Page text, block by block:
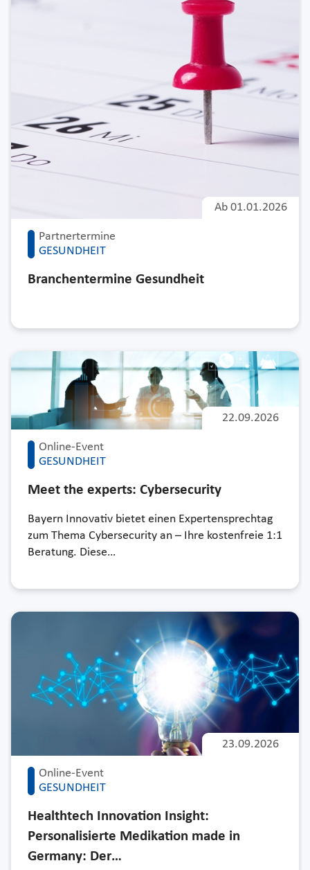
Partnertermine
GESUNDHEIT
Ab 01.01.2026
Branchentermine Gesundheit
Online-Event
GESUNDHEIT
22.09.2026
Meet the experts: Cybersecurity
Bayern Innovativ bietet einen Expertensprechtag
zum Thema Cybersecurity an – Ihre kostenfreie 1:1
Beratung. Diese…
Online-Event
GESUNDHEIT
23.09.2026
Healthtech Innovation Insight:
Personalisierte Medikation made in
Germany: Der…